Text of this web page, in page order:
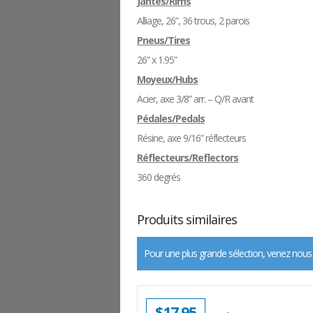
Alliage, 26”, 36 trous, 2 parois
Pneus/Tires
26” x 1.95”
Moyeux/Hubs
Acier, axe 3/8” arr. – Q/R avant
Pédales/Pedals
Résine, axe 9/16” réflecteurs
Réflecteurs/Reflectors
360 degrés
Produits similaires
Pour une plus grande sélection, venez